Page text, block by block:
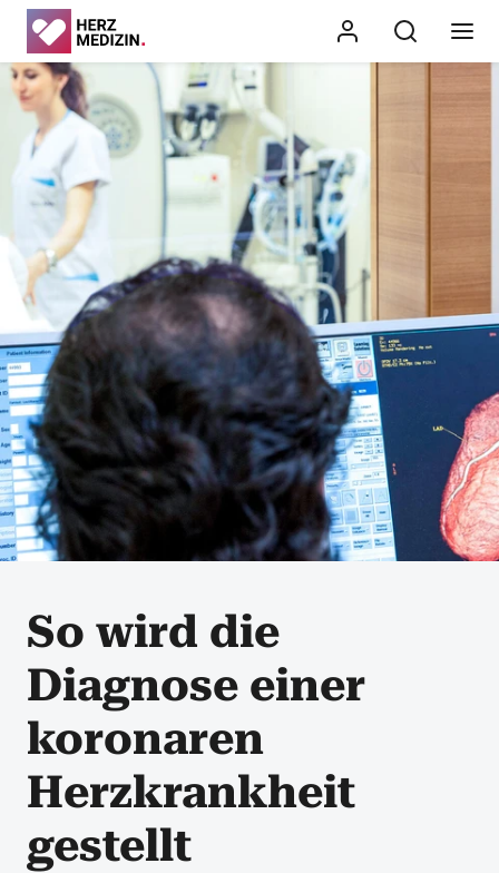
So wird die
Diagnose einer
koronaren
Herzkrankheit
gestellt